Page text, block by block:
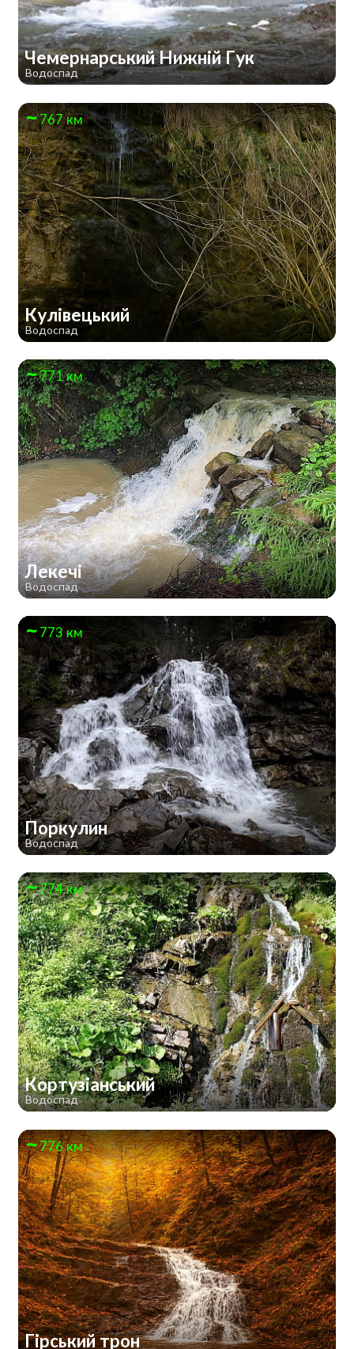
Чемернарський Нижній Гук
Водоспад
767 км
Кулівецький
Водоспад
771 км
Лекечі
Водоспад
773 км
Поркулин
Водоспад
774 км
Кортузіанський
Водоспад
776 км
Гірський трон